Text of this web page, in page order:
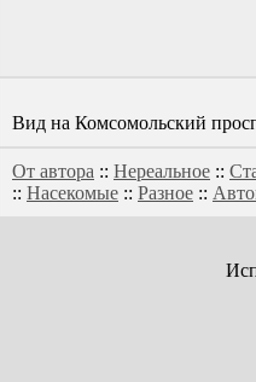
Вид на Комсомольский
От автора :: Нереальное ::
:: Насекомые :: Разное ::